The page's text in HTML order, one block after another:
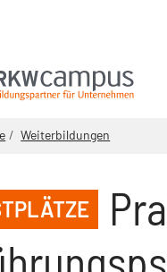
Weiterbildungen